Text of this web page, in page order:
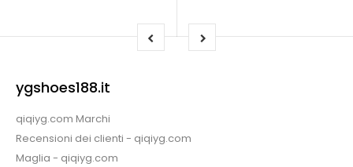
ygshoes188.it
qiqiyg.com Marchi
Recensioni dei clienti - qiqiyg.com
Maglia - qiqiyg.com